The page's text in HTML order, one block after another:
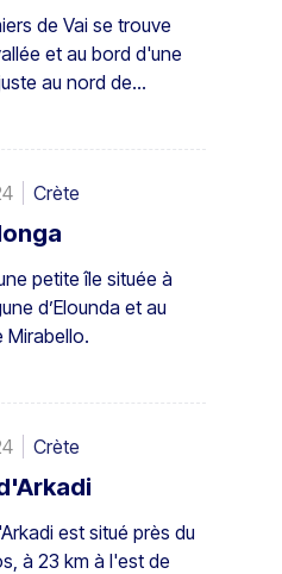
de Vai se trouve
et au bord d'une
au nord de
: à 28 km de Sitia, 8
et 6 km de Toplou par
elle est
de Théophraste
grande colonie non
mais aussi dans
peuplement assez
à Preveli,
groupes ailleurs, par
Le palmier
Égée, à Chypre et
Crète
petite île située à
d’Elounda et au
Mirabello.
Crète
est situé près du
à 23 km à l'est de